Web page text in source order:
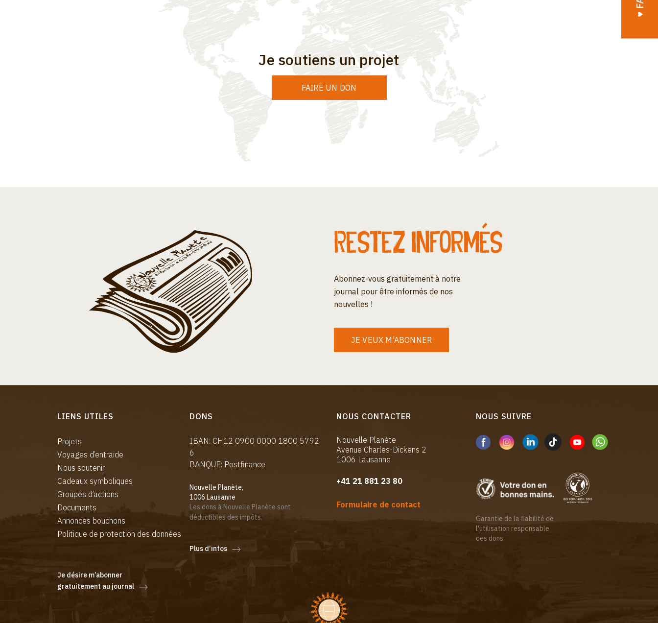
Je soutiens un projet
FAIRE UN DON
Restez informés
Abonnez-vous gratuitement à notre
journal pour être informés de nos
nouvelles !
JE VEUX M'ABONNER
LIENS UTILES
Projets
Voyages d’entraide
Nous soutenir
Cadeaux symboliques
Groupes d’actions
Documents
Annonces bouchons
Politique de protection des données
Je désire m’abonner
gratuitement au journal
DONS
IBAN: CH12 0900 0000 1800 5792
6
BANQUE: Postfinance
Nouvelle Planète,
1006 Lausanne
Les dons à Nouvelle Planète sont
déductibles des impôts.
Plus d’infos
NOUS CONTACTER
Nouvelle Planète
Avenue Charles-Dickens 2
1006 Lausanne
+41 21 881 23 80
Formulaire de contact
NOUS SUIVRE
Garantie de la fiabilité de
l'utilisation responsable
des dons